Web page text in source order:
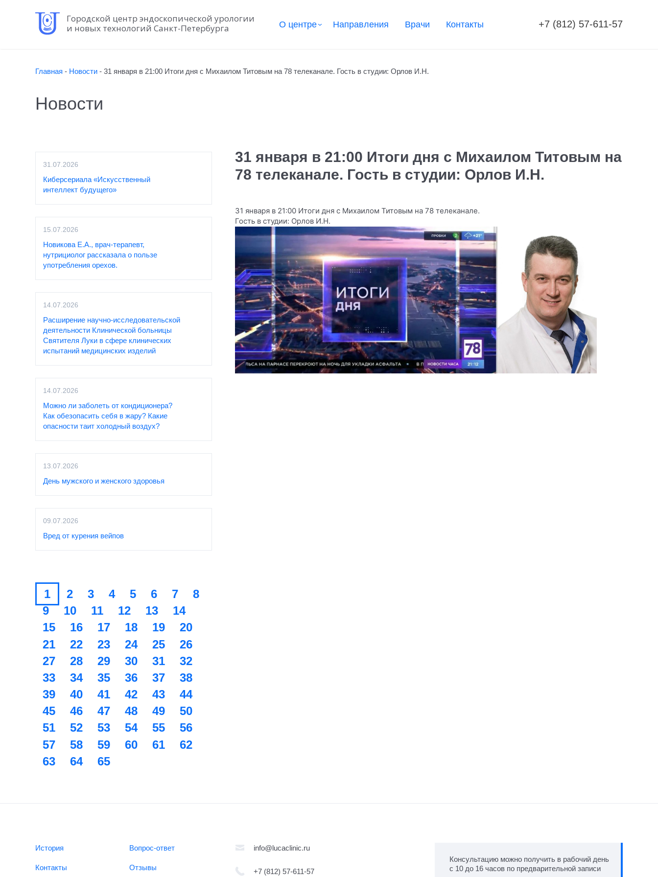
Городской центр эндоскопической урологии
и новых технологий Санкт-Петербурга
О центре Направления Врачи Контакты +7 (812) 57-611-57
Главная - Новости - 31 января в 21:00 Итоги дня с Михаилом Титовым на 78 телеканале. Гость в студии: Орлов И.Н.
Новости
31.07.2026
Киберсериала «Искусственный
интеллект будущего»
15.07.2026
Новикова Е.А., врач-терапевт,
нутрициолог рассказала о пользе
употребления орехов.
14.07.2026
Расширение научно-исследовательской
деятельности Клинической больницы
Святителя Луки в сфере клинических
испытаний медицинских изделий
14.07.2026
Можно ли заболеть от кондиционера?
Как обезопасить себя в жару? Какие
опасности таит холодный воздух?
13.07.2026
День мужского и женского здоровья
09.07.2026
Вред от курения вейпов
1 2 3 4 5 6 7
8
9
10 11 12 13
14
15
16 17 18 19
20
21
22 23 24 25
26
27
28 29 30 31
32
33
34 35 36 37
38
39
40 41 42 43
44
45
46 47 48 49
50
51
52 53 54 55
56
57
58 59 60 61
62
63
64 65
31 января в 21:00 Итоги дня с Михаилом Титовым на
78 телеканале. Гость в студии: Орлов И.Н.
31 января в 21:00 Итоги дня с Михаилом Титовым на 78 телеканале.
Гость в студии: Орлов И.Н.
История Вопрос-ответ
Контакты Отзывы
info@lucaclinic.ru
+7 (812) 57-611-57
Консультацию можно получить в рабочий день
с 10 до 16 часов по предварительной записи